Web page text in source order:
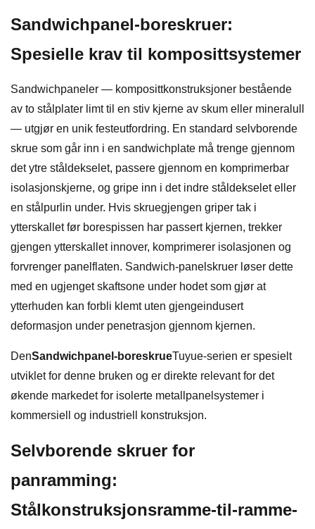
Sandwichpanel-boreskruer:
Spesielle krav til komposittsystemer
Sandwichpaneler — komposittkonstruksjoner bestående
av to stålplater limt til en stiv kjerne av skum eller mineralull
— utgjør en unik festeutfordring. En standard selvborende
skrue som går inn i en sandwichplate må trenge gjennom
det ytre ståldekselet, passere gjennom en komprimerbar
isolasjonskjerne, og gripe inn i det indre ståldekselet eller
en stålpurlin under. Hvis skruegjengen griper tak i
ytterskallet før borespissen har passert kjernen, trekker
gjengen ytterskallet innover, komprimerer isolasjonen og
forvrenger panelflaten. Sandwich-panelskruer løser dette
med en ugjenget skaftsone under hodet som gjør at
ytterhuden kan forbli klemt uten gjengeindusert
deformasjon under penetrasjon gjennom kjernen.
DenSandwichpanel-boreskrueTuyue-serien er spesielt
utviklet for denne bruken og er direkte relevant for det
økende markedet for isolerte metallpanelsystemer i
kommersiell og industriell konstruksjon.
Selvborende skruer for
panramming:
Stålkonstruksjonsramme-til-ramme-